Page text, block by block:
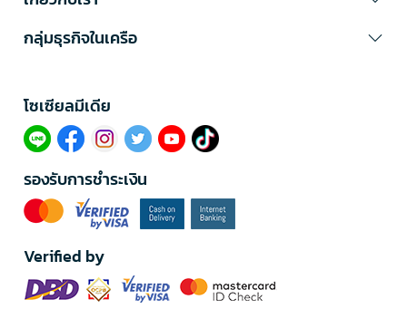
กลุ่มธุรกิจในเครือ
โซเซียลมีเดีย​
รองรับการชำระเงิน
Verified by